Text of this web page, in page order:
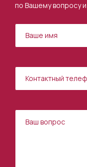
по Вашему вопросу